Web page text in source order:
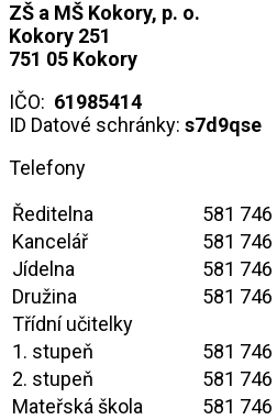
ZŠ a MŠ Kokory, p. o.
Kokory 251
751 05 Kokory
IČO: 61985414
ID Datové schránky: s7d9qse
Telefony
Ředitelna
581 746
Kancelář
581 746
Jídelna
581 746
Družina
581 746
Třídní učitelky
1. stupeň
581 746
2. stupeň
581 746
Mateřská škola
581 746